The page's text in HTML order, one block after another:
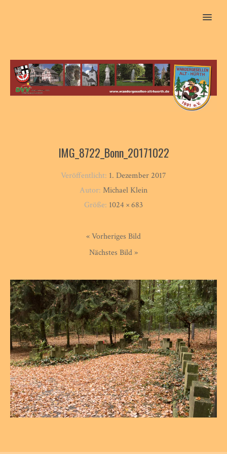
MENU
IMG_8722_Bonn_20171022
Veröffentlicht: 1. Dezember 2017
Autor: Michael Klein
Größe: 1024 × 683
« Vorheriges Bild
Nächstes Bild »